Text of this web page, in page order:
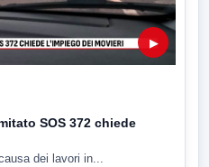
▶
SOS 372 chiede
dei lavori in...